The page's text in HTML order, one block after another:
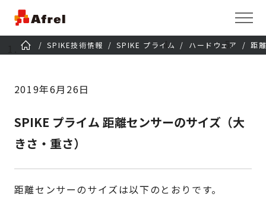
SPIKE技術情報 SPIKE プライム ハードウェア 距
2019年6月26日
SPIKE プライム 距離センサーのサイズ（大
きさ・重さ）
距離センサーのサイズは以下のとおりです。